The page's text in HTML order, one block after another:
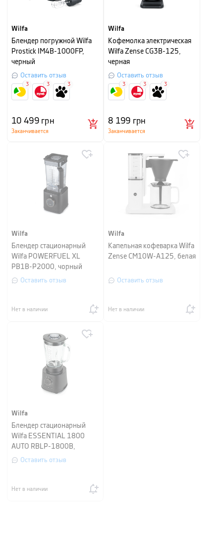
Wilfa
Блендер погружной Wilfa
Prostick IM4B-1000FP,
черный
Оставить отзыв
10 499грн
Заканчивается
3 3 3
Wilfa
Кофемолка электрическая
Wilfa Zense CG3B-125,
черная
Оставить отзыв
8 199 грн
Заканчивается
3 3 3
Wilfa
Блендер стационарный
Wilfa POWERFUEL XL
PB1B-P2000, чорный
Оставить отзыв
Нет в наличии
Wilfa
Капельная кофеварка Wilfa
Zense CM10W-A125, белая
Оставить отзыв
Нет в наличии
Wilfa
Блендер стационарный
Wilfa ESSENTIAL 1800
AUTO RBLP-1800B,
чорный
Оставить отзыв
Нет в наличии